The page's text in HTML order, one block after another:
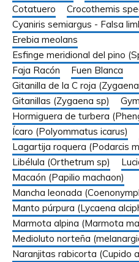
Cotatuero
Crocothemis
Cyaniris semiargus - Falsa
Erebia meolans
Esfinge meridional del pino
Faja Racón
Fuen Blanca
Gitanilla de la C roja
Gitanillas (Zygaena sp)
Hormiguera de turbera
Ícaro (Polyommatus icarus)
Lagartija roquera (Podarcis
Libélula (Orthetrum sp)
Macaón (Papilio machaon)
Mancha leonada
Manto púrpura (Lycaena
Marmota alpina (Marmota
Medioluto norteña
Naranjitas rabicorta (Cupido